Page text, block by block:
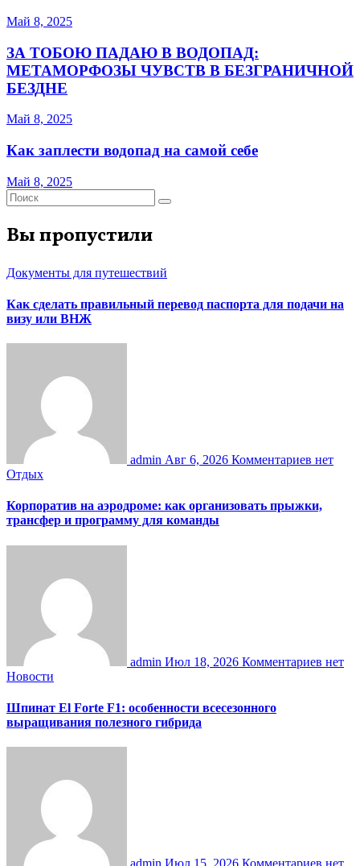
Май 8, 2025
ЗА ТОБОЮ ПАДАЮ В ВОДОПАД:
МЕТАМОРФОЗЫ ЧУВСТВ В БЕЗГРАНИЧНОЙ
БЕЗДНЕ
Май 8, 2025
Как заплести водопад на самой себе
Май 8, 2025
Вы пропустили
Документы для путешествий
Как сделать правильный перевод паспорта для подачи на
визу или ВНЖ
admin Авг 6, 2026 Комментариев нет
Отдых
Корпоратив на аэродроме: как организовать прыжки,
трансфер и программу для команды
admin Июл 18, 2026 Комментариев нет
Новости
Шпинат El Forte F1: особенности всесезонного
выращивания полезного гибрида